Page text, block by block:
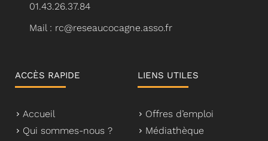
01.43.26.37.84
Mail : rc@reseaucocagne.asso.fr
ACCÈS RAPIDE
Accueil
Qui sommes-nous ?
LIENS UTILES
Offres d’emploi
Médiathèque